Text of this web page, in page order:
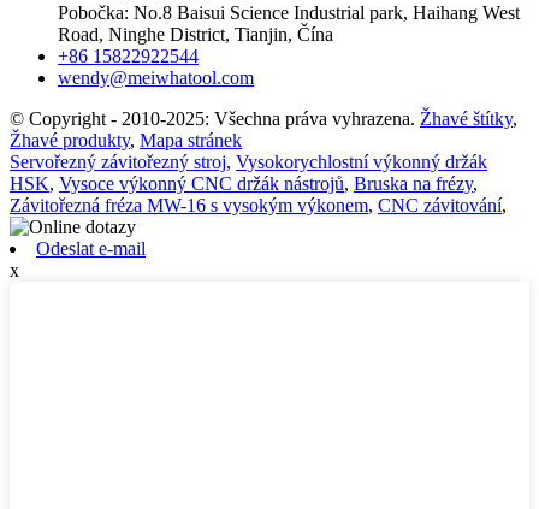
Pobočka: No.8 Baisui Science Industrial park, Haihang West
Road, Ninghe District, Tianjin, Čína
+86 15822922544
wendy@meiwhatool.com
© Copyright - 2010-2025: Všechna práva vyhrazena. Žhavé štítky,
Žhavé produkty, Mapa stránek
Servořezný závitořezný stroj, Vysokorychlostní výkonný držák
HSK, Vysoce výkonný CNC držák nástrojů, Bruska na frézy,
Závitořezná fréza MW-16 s vysokým výkonem, CNC závitování,
Odeslat e-mail
x